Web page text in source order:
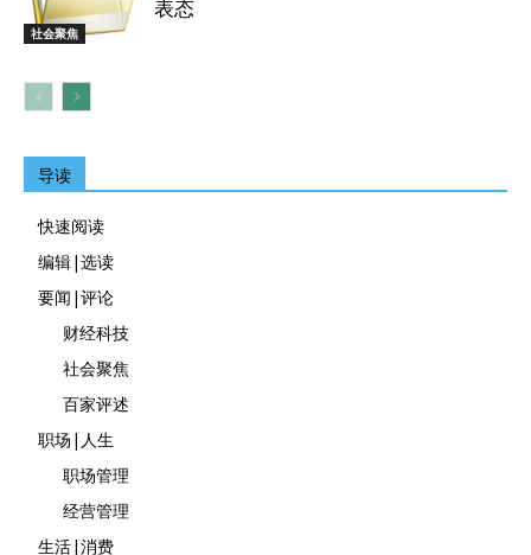
社会聚焦
表态
导读
快速阅读
编辑|选读
要闻|评论
财经科技
社会聚焦
百家评述
职场|人生
职场管理
经营管理
生活|消费